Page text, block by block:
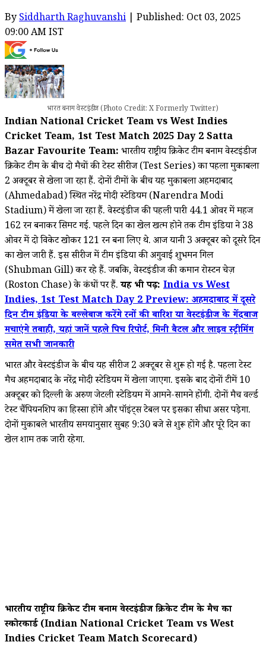
BySiddharth Raghuvanshi | Published: Oct 03, 2025
09:00 AM IST
भारत बनाम वेस्टइंडीज (Photo Credit: X Formerly Twitter)
Indian National Cricket Team vs West Indies
Cricket Team, 1st Test Match 2025 Day 2 Satta
Bazar Favourite Team: भारतीय राष्ट्रीय क्रिकेट टीम बनाम वेस्टइंडीज
क्रिकेट टीम के बीच दो मैचों की टेस्ट सीरीज (Test Series) का पहला मुकाबला
2 अक्टूबर से खेला जा रहा हैं. दोनों टीमों के बीच यह मुकाबला अहमदाबाद
(Ahmedabad) स्थित नरेंद्र मोदी स्टेडियम (Narendra Modi
Stadium) में खेला जा रहा हैं. वेस्टइंडीज की पहली पारी 44.1 ओवर में महज
162 रन बनाकर सिमट गई. पहले दिन का खेल खत्म होने तक टीम इंडिया ने 38
ओवर में दो विकेट खोकर 121 रन बना लिए थे. आज यानी 3 अक्टूबर को दूसरे दिन
का खेल जारी हैं. इस सीरीज में टीम इंडिया की अगुवाई शुभमन गिल
(Shubman Gill) कर रहे हैं. जबकि, वेस्टइंडीज की कमान रोस्टन चेज़
(Roston Chase) के कंधों पर हैं.यह भी पढ़ें: India vs West
Indies, 1st Test Match Day 2 Preview: अहमदाबाद में दूसरे
दिन टीम इंडिया के बल्लेबाज करेंगे रनों की बारिश या वेस्टइंडीज के गेंदबाज
मचाएंगे तबाही, यहां जानें पहले पिच रिपोर्ट, मिनी बैटल और लाइव स्ट्रीमिंग
समेत सभी जानकारी
भारत और वेस्टइंडीज के बीच यह सीरीज 2 अक्टूबर से शुरू हो गई है. पहला टेस्ट
मैच अहमदाबाद के नरेंद्र मोदी स्टेडियम में खेला जाएगा. इसके बाद दोनों टीमें 10
अक्टूबर को दिल्ली के अरुण जेटली स्टेडियम में आमने-सामने होंगी. दोनों मैच वर्ल्ड
टेस्ट चैंपियनशिप का हिस्सा होंगे और पॉइंट्स टेबल पर इसका सीधा असर पड़ेगा.
दोनों मुकाबले भारतीय समयानुसार सुबह 9:30 बजे से शुरू होंगे और पूरे दिन का
खेल शाम तक जारी रहेगा.
भारतीय राष्ट्रीय क्रिकेट टीम बनाम वेस्टइंडीज क्रिकेट टीम के मैच का
स्कोरकार्ड (Indian National Cricket Team vs West
Indies Cricket Team Match Scorecard)